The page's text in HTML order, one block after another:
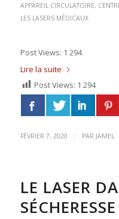
APPAREIL CIRCULATOIRE,
LES LASERS MÉDICAUX
Post Views: 1 294
Lire la suite
Post Views: 1 294
FÉVRIER 7, 2020 / PAR JAMEL
LE LASER